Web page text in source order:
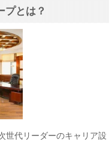
プとは？
世代リーダーのキャリア設